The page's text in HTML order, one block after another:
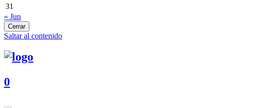
31
« Jun
Cerrar
Saltar al contenido
0